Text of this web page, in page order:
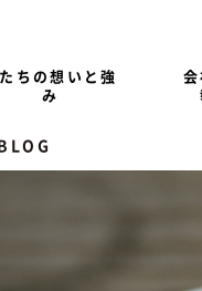
ちの想いと強
み